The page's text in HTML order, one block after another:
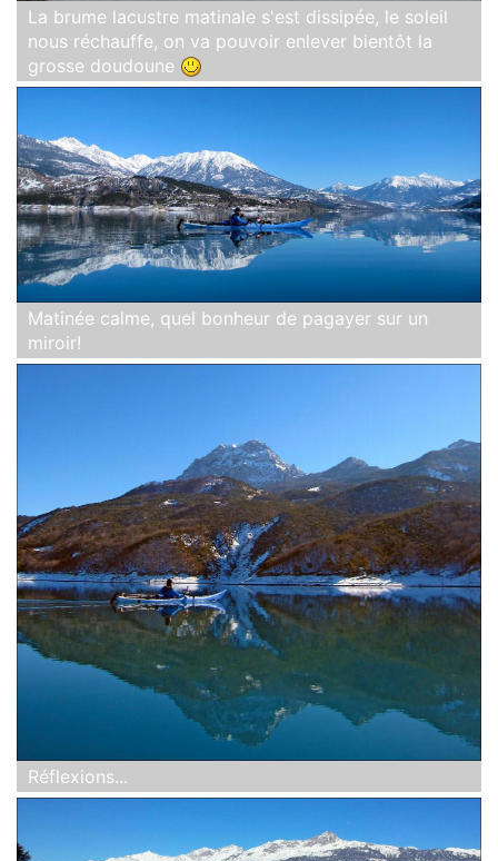
La brume lacustre matinale s'est dissipée, le soleil
nous réchauffe, on va pouvoir enlever bientôt la
grosse doudoune
Matinée calme, quel bonheur de pagayer sur un
miroir!
Réflexions...